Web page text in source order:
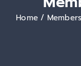
ระบบ PMS
Home